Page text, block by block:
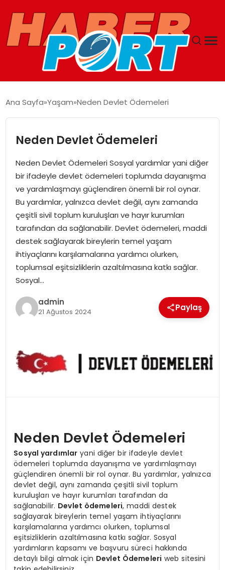
GUNCEL
YAŞAM
SAĞLIK
SPOR
MAGAZIN
SPOR
EĞITIM
OTOMOBIL
EKONOMI
Ana Sayfa Yaşam Neden Devlet Ödemeleri
Neden Devlet Ödemeleri
Neden Devlet Ödemeleri Sosyal yardımlar yani diğer
bir ifadeyle devlet ödemeleri toplumda dayanışma
ve yardımlaşmayı güçlendiren önemli bir rol oynar.
Bu yardımlar, yalnızca devlet değil, aynı zamanda
çeşitli sivil toplum kuruluşları ve hayır kurumları
tarafından da sağlanabilir. Devlet ödemeleri, maddi
destek sağlayarak bireylerin temel yaşam
ihtiyaçlarını karşılamalarına yardımcı olurken,
toplumsal eşitsizliklerin azaltılmasına katkı sağlar.
Sosyal…
admin
21 Ağustos 2024 Paylaş
Neden Devlet Ödemeleri
Sosyal yardımlar yani diğer bir ifadeyle devlet
ödemeleri toplumda dayanışma ve yardımlaşmayı
güçlendiren önemli bir rol oynar. Bu yardımlar, yalnızca
devlet değil, aynı zamanda çeşitli sivil toplum
kuruluşları ve hayır kurumları tarafından da
sağlanabilir. Devlet ödemeleri, maddi destek
sağlayarak bireylerin temel yaşam ihtiyaçlarını
karşılamalarına yardımcı olurken, toplumsal
eşitsizliklerin azaltılmasına katkı sağlar. Sosyal
yardımların kapsamı ve başvuru süreci hakkında
detaylı bilgi almak için Devlet Ödemeleri web sitesini